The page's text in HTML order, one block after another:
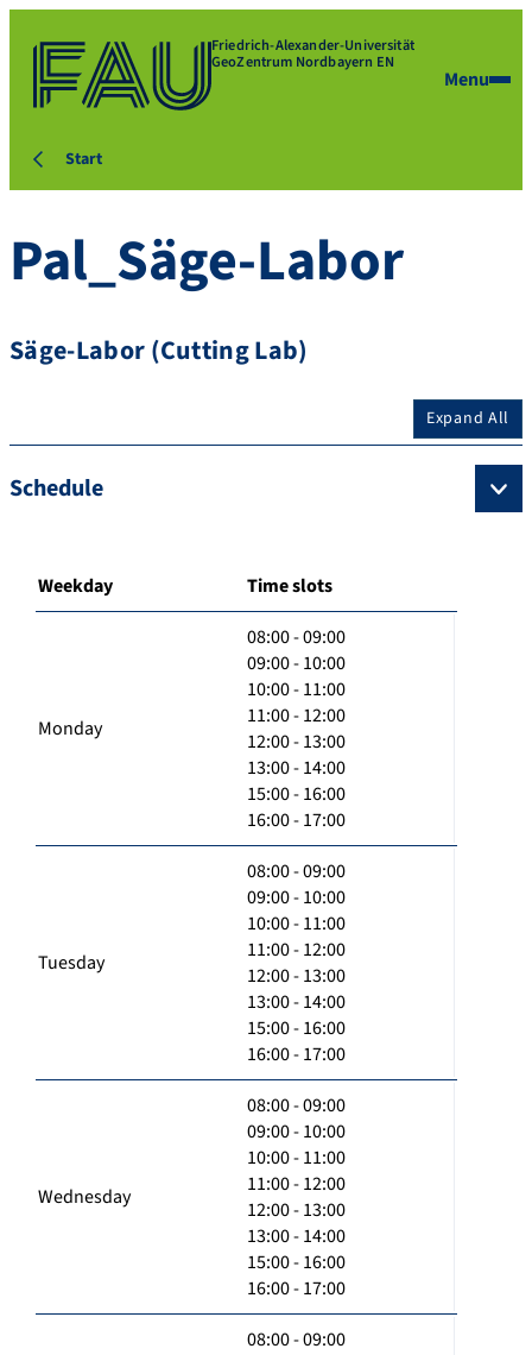
Friedrich-Alexander-Universität
GeoZentrum Nordbayern EN
Menu
Start
Pal_Säge-Labor
Säge-Labor (Cutting Lab)
Expand All
Schedule
Weekday Time slots
Monday
08:00 - 09:00
09:00 - 10:00
10:00 - 11:00
11:00 - 12:00
12:00 - 13:00
13:00 - 14:00
15:00 - 16:00
16:00 - 17:00
Tuesday
08:00 - 09:00
09:00 - 10:00
10:00 - 11:00
11:00 - 12:00
12:00 - 13:00
13:00 - 14:00
15:00 - 16:00
16:00 - 17:00
Wednesday
08:00 - 09:00
09:00 - 10:00
10:00 - 11:00
11:00 - 12:00
12:00 - 13:00
13:00 - 14:00
15:00 - 16:00
16:00 - 17:00
08:00 - 09:00